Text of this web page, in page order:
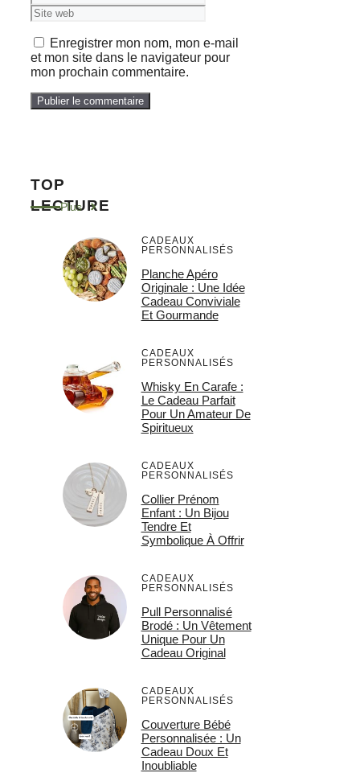
web
Enregistrer mon nom, mon e-mail
et mon site dans le navigateur pour
mon prochain commentaire.
TOP
LECTURE
Plus
CADEAUX
PERSONNALISÉS
Planche Apéro
Originale : Une Idée
Cadeau Conviviale
Et Gourmande
CADEAUX
PERSONNALISÉS
Whisky En Carafe :
Le Cadeau Parfait
Pour Un Amateur De
Spiritueux
CADEAUX
PERSONNALISÉS
Collier Prénom
Enfant : Un Bijou
Tendre Et
Symbolique À Offrir
CADEAUX
PERSONNALISÉS
Pull Personnalisé
Brodé : Un Vêtement
Unique Pour Un
Cadeau Original
CADEAUX
PERSONNALISÉS
Couverture Bébé
Personnalisée : Un
Cadeau Doux Et
Inoubliable